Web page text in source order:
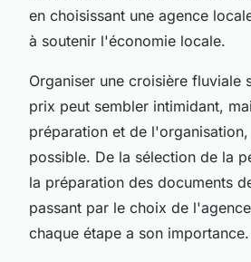
en choisissant une agence
à soutenir l'économie locale.
Organiser une croisière fluviale
prix peut sembler intimidant,
préparation et de
possible. De la sélection de la
la préparation des documents
passant par le choix de
chaque étape a son importance.